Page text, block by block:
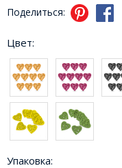
Поделиться:
Цвет:
Упаковка: